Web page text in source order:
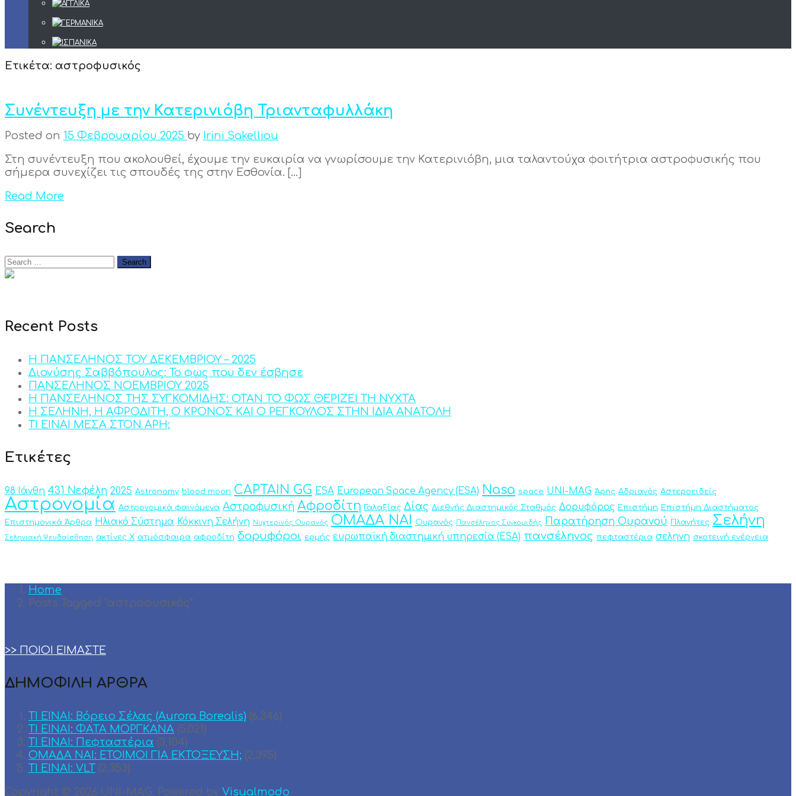
Ετικέτα: αστροφυσικός
Συνέντευξη με την Κατερινιόβη Τριανταφυλλάκη
Posted on 15 Φεβρουαρίου 2025 by Irini Sakelliou
Στη συνέντευξη που ακολουθεί, έχουμε την ευκαιρία να γνωρίσουμε την Κατερινιόβη, μια ταλαντούχα φοιτήτρια αστροφυσικής που
σήμερα συνεχίζει τις σπουδές της στην Εσθονία. […]
Read More
Search
Recent Posts
Η ΠΑΝΣΕΛΗΝΟΣ ΤΟΥ ΔΕΚΕΜΒΡΙΟΥ – 2025
Διονύσης Σαββόπουλος: Το φως που δεν έσβησε
ΠΑΝΣΕΛΗΝΟΣ ΝΟΕΜΒΡΙΟΥ 2025
Η ΠΑΝΣΕΛΗΝΟΣ ΤΗΣ ΣΥΓΚΟΜΙΔΗΣ: ΟΤΑΝ ΤΟ ΦΩΣ ΘΕΡΙΖΕΙ ΤΗ ΝΥΧΤΑ
Η ΣΕΛΗΝΗ, Η ΑΦΡΟΔΙΤΗ, Ο ΚΡΟΝΟΣ ΚΑΙ Ο ΡΕΓΚΟΥΛΟΣ ΣΤΗΝ ΙΔΙΑ ΑΝΑΤΟΛΗ
ΤΙ ΕΙΝΑΙ ΜΕΣΑ ΣΤΟΝ ΑΡΗ;
Ετικέτες
98 Ιάνθη 431 Νεφέλη 2025 Astronomy blood moon CAPTAIN GG ESA European Space Agency (ESA) Nasa space UNI-MAG Άρης Αδριανός Αστεροειδείς
Αστρονομία Αστρονομικά φαινόμενα Αστροφυσική Αφροδίτη Γαλαξίας Δίας Διεθνής Διαστημικός Σταθμός Δορυφόρος Επιστήμη Επιστήμη Διαστήματος
Επιστημονικά Άρθρα Ηλιακό Σύστημα Κόκκινη Σελήνη Νυχτερινός Ουρανός ΟΜΑΔΑ ΝΑΙ Ουρανός Πανσέληνος Συγκομιδής Παρατήρηση Ουρανού Πλανήτες Σελήνη
Σεληνιακή Ψευδαίσθηση ακτίνες Χ ατμόσφαιρα αφροδίτη δορυφόροι ερμής ευρωπαϊκή διαστημική υπηρεσία (ESA) πανσέληνος πεφταστέρια σεληνη σκοτεινή ενέργεια
Home
Posts Tagged "αστροφυσικός"
>> ΠΟΙΟΙ ΕΙΜΑΣΤΕ
ΔΗΜΟΦΙΛΗ ΑΡΘΡΑ
ΤΙ ΕΙΝΑΙ: Βόρειο Σέλας (Aurora Borealis) (6,346)
ΤΙ ΕΙΝΑΙ: ΦΑΤΑ ΜΟΡΓΚΑΝΑ (5,021)
ΤΙ ΕΙΝΑΙ: Πεφταστέρια (3,104)
ΟΜΑΔΑ ΝΑΙ: ΕΤΟΙΜΟΙ ΓΙΑ ΕΚΤΟΞΕΥΣΗ; (2,395)
TI EINAI: VLT (2,353)
Copyright © 2026 UNI-MAG. Powered by Visualmodo.